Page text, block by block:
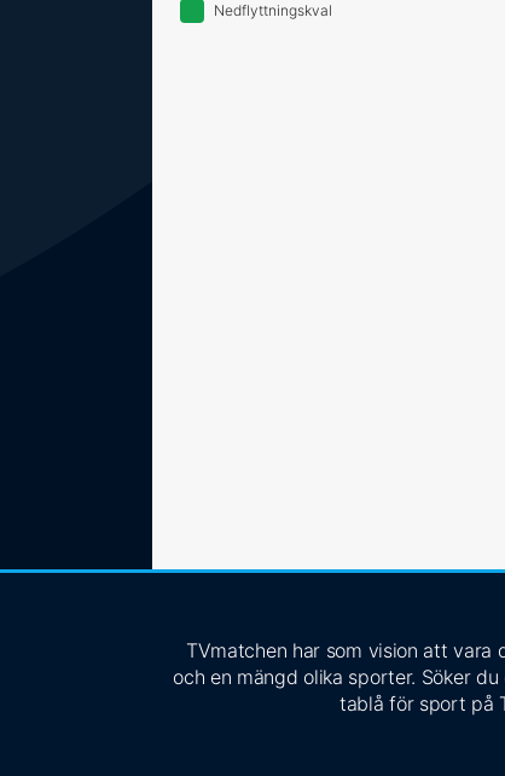
Nedflyttningskval
TVmatchen har som vision att vara
och en mängd olika sporter. Söker
tablå för sport på